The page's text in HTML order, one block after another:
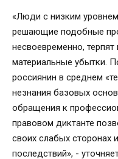
«Люди с низким
решающие подобные
несвоевременно,
материальные убытки.
россиянин в среднем
незнания базовых
обращения к
правовом диктанте
своих слабых сторонах
последствий», -